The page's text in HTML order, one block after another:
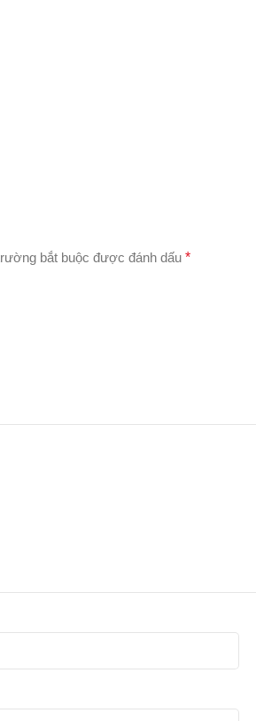
bắt buộc được đánh dấu *